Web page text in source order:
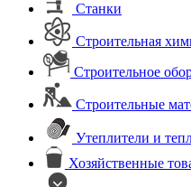
Станки
Строительная
Строительное
Строительные
Утеплители и
Хозяйственные